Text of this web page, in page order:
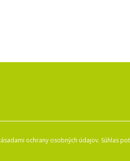
ochrany osobných údajov. Súhlas